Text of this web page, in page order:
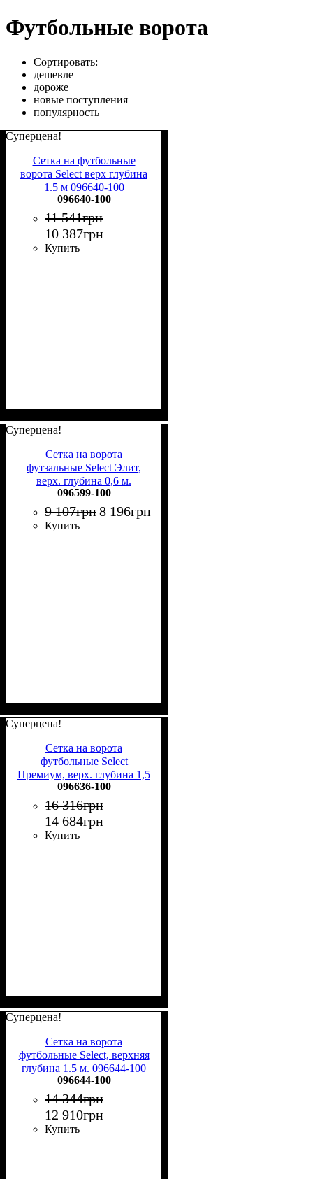
Футбольные ворота
Сортировать:
дешевле
дороже
новые поступления
популярность
Суперцена!
Сетка на футбольные
ворота Select верх глубина
1.5 м 096640-100
096640-100
11 541грн
10 387грн
Купить
Суперцена!
Сетка на ворота
футзальные Select Элит,
верх. глубина 0,6 м.
096599-100
096599-100
9 107грн8 196грн
Купить
Суперцена!
Сетка на ворота
футбольные Select
Премиум, верх. глубина 1,5
м. 096636-100
096636-100
16 316грн
14 684грн
Купить
Суперцена!
Сетка на ворота
футбольные Select, верхняя
глубина 1.5 м. 096644-100
096644-100
14 344грн
12 910грн
Купить